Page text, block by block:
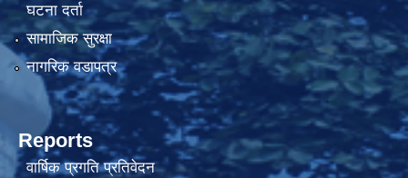
घटना दर्ता
सामाजिक सुरक्षा
नागरिक वडापत्र
Reports
वार्षिक प्रगति प्रतिवेदन